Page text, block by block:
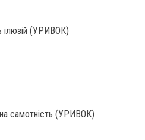
ілюзій (УРИВОК)
самотність (УРИВОК)